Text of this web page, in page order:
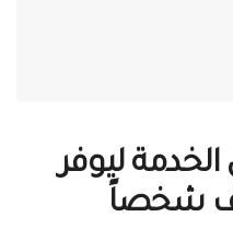
الخدمة ليوفر